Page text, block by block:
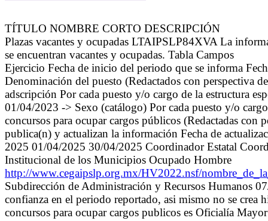
TÍTULO NOMBRE CORTO DESCRIPCIÓN
Plazas vacantes y ocupadas LTAIPSLP84XVA La
se encuentran vacantes y ocupadas. Tabla Campos
Ejercicio Fecha de inicio del periodo que se informa
Denominación del puesto (Redactados con perspectiva
adscripción Por cada puesto y/o cargo de la estructura
01/04/2023 -> Sexo (catálogo) Por cada puesto y/o
concursos para ocupar cargos públicos (Redactadas con
publica(n) y actualizan la información Fecha de
2025 01/04/2025 30/04/2025 Coordinador Estatal
Institucional de los Municipios Ocupado Hombre
http://www.cegaipslp.org.mx/HV2022.nsf/
Subdirección de Administración y Recursos Humanos
confianza en el periodo reportado, asi mismo no se crea
concursos para ocupar cargos publicos es Oficialía